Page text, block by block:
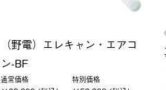
ソーラーブロック 風抜きQセ
ットタープ 250-BG
￥21,800 (税込)